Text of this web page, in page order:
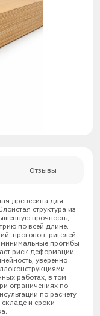
Отзывы
древесина для
структура из
прочность,
по всей длине.
прогонов, ригелей,
прогибы
риск деформации
уверенно
работах, в том
ограничениях по
по расчету
и сроки